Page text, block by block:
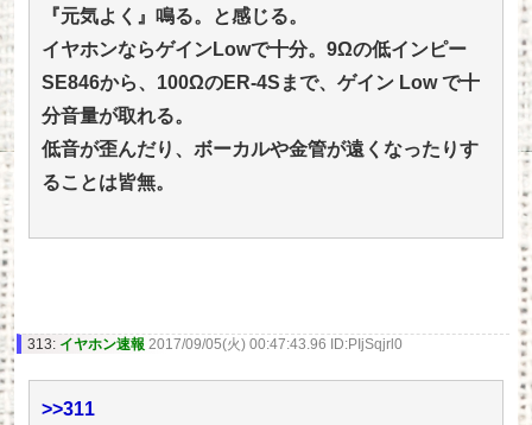
『元気よく』鳴る。と感じる。
イヤホンならゲインLowで十分。9Ωの低インピー
SE846から、100ΩのER-4Sまで、ゲイン Low で十
分音量が取れる。
低音が歪んだり、ボーカルや金管が遠くなったりす
ることは皆無。
313: イヤホン速報 2017/09/05(火) 00:47:43.96 ID:PIjSqjrl0
>>311